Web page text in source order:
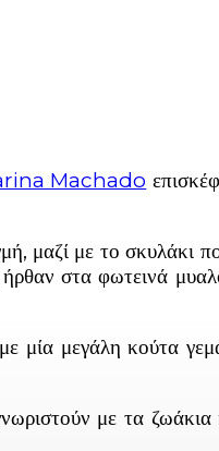
Machado
μαζί με το σκυλάκι
στα φωτεινά
μία μεγάλη κούτα
με τα ζωάκια